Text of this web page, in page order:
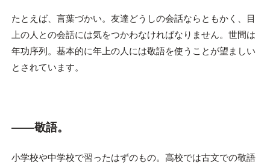
たとえば、言葉づかい。友達どうしの会話ならともかく、目
上の人との会話には気をつかわなければなりません。世間は
年功序列。基本的に年上の人には敬語を使うことが望ましい
とされています。
――敬語。
小学校や中学校で習ったはずのもの。高校では古文での敬語